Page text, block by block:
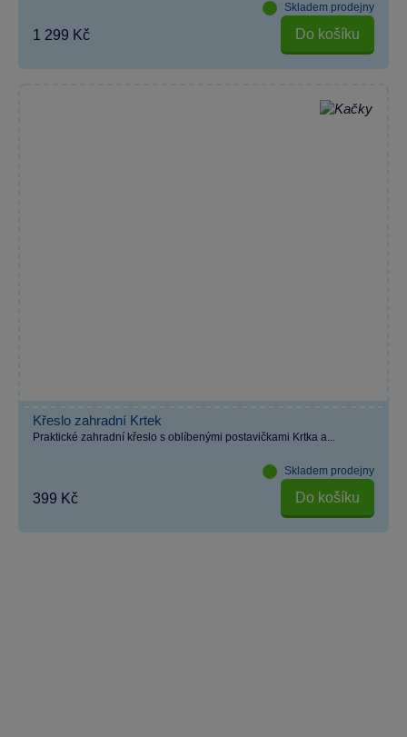
Skladem prodejny
1 299 Kč Do košíku
Křeslo zahradní Krtek
Praktické zahradní křeslo s oblíbenými postavičkami Krtka a...
Skladem prodejny
399 Kč Do košíku